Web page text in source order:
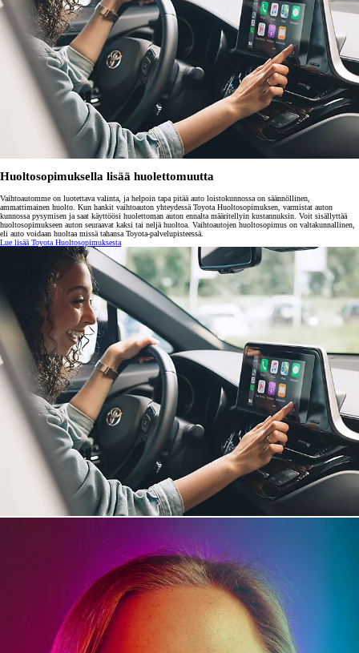
Huoltosopimuksella lisää huolettomuutta
Vaihtoautomme on luotettava valinta, ja helpoin tapa pitää auto loistokunnossa on säännöllinen,
ammattimainen huolto. Kun hankit vaihtoauton yhteydessä Toyota Huoltosopimuksen, varmistat auton
kunnossa pysymisen ja saat käyttöösi huolettoman auton ennalta määritellyin kustannuksin. Voit sisällyttää
huoltosopimukseen auton seuraavat kaksi tai neljä huoltoa. Vaihtoautojen huoltosopimus on valtakunnallinen,
eli auto voidaan huoltaa missä tahansa Toyota-palvelupisteessä.
Lue lisää Toyota Huoltosopimuksesta